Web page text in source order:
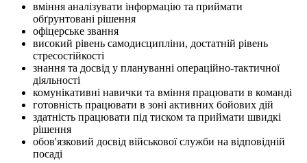
вміння аналізувати інформацію та приймати
обґрунтовані рішення
офіцерське звання
високий рівень самодисципліни, достатній рівень
стресостійкості
знання та досвід у плануванні операційно-тактичної
діяльності
комунікативні навички та вміння працювати в команді
готовність працювати в зоні активних бойових дій
здатність працювати під тиском та приймати швидкі
рішення
обов'язковий досвід військової служби на відповідній
посаді